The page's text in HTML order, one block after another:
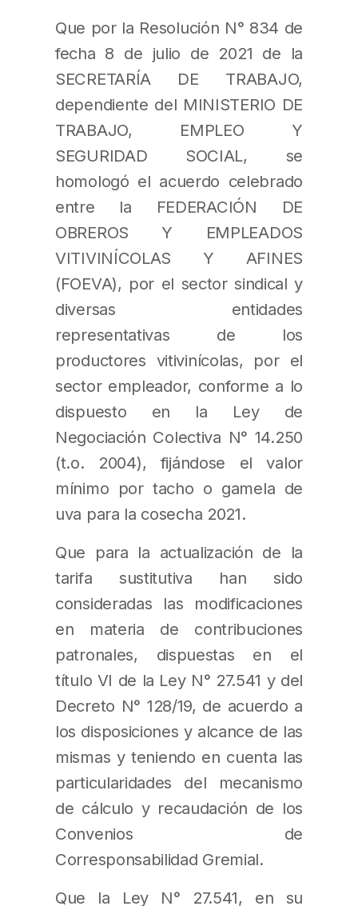
Que por la Resolución N° 834 de
fecha 8 de julio de 2021 de la
SECRETARÍA DE TRABAJO,
dependiente del MINISTERIO DE
TRABAJO, EMPLEO Y
SEGURIDAD SOCIAL, se
homologó el acuerdo celebrado
entre la FEDERACIÓN DE
OBREROS Y EMPLEADOS
VITIVINÍCOLAS Y AFINES
(FOEVA), por el sector sindical y
diversas entidades
representativas de los
productores vitivinícolas, por el
sector empleador, conforme a lo
dispuesto en la Ley de
Negociación Colectiva N° 14.250
(t.o. 2004), fijándose el valor
mínimo por tacho o gamela de
uva para la cosecha 2021.
Que para la actualización de la
tarifa sustitutiva han sido
consideradas las modificaciones
en materia de contribuciones
patronales, dispuestas en el
título VI de la Ley N° 27.541 y del
Decreto N° 128/19, de acuerdo a
los disposiciones y alcance de las
mismas y teniendo en cuenta las
particularidades del mecanismo
de cálculo y recaudación de los
Convenios de
Corresponsabilidad Gremial.
Que la Ley N° 27.541, en su